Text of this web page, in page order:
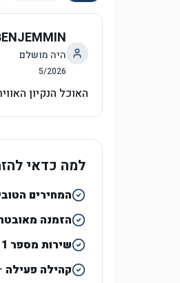
היה מושלם
5/2026
האוכל הנקיון
למה כדאי
המחירים
הזמנה
שירות מספר 1
קהילה פעילה –